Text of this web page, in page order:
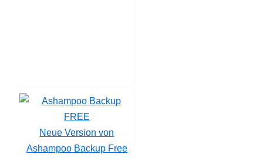
Neue Version von
Ashampoo Backup Free